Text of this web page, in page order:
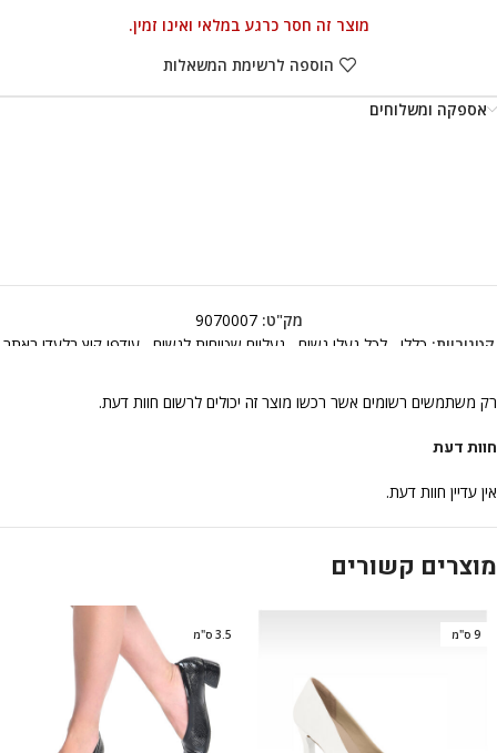
מוצר זה חסר כרגע במלאי ואינו זמין.
הוספה לרשימת המשאלות
אספקה ומשלוחים
מק"ט:9070007
קטגוריות: כללי לכל נעלי נשים נעליים שטוחות לנשים עודפי קיץ בלעדי באתר
חוות דעת
אין עדיין חוות דעת.
רק משתמשים רשומים אשר רכשו מוצר זה יכולים לרשום חוות דעת.
מוצרים קשורים
9 ס"מ 3.5 ס"מ